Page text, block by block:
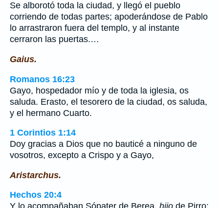
Se alborotó toda la ciudad, y llegó el pueblo
corriendo de todas partes; apoderándose de Pablo
lo arrastraron fuera del templo, y al instante
cerraron las puertas.…
Gaius.
Romanos 16:23
Gayo, hospedador mío y de toda la iglesia, os
saluda. Erasto, el tesorero de la ciudad, os saluda,
y el hermano Cuarto.
1 Corintios 1:14
Doy gracias a Dios que no bauticé a ninguno de
vosotros, excepto a Crispo y a Gayo,
Aristarchus.
Hechos 20:4